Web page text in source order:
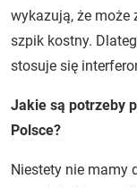
wykazują, że może
szpik kostny.
stosuje się
Jakie są potrzeby
Polsce?
Niestety nie mamy